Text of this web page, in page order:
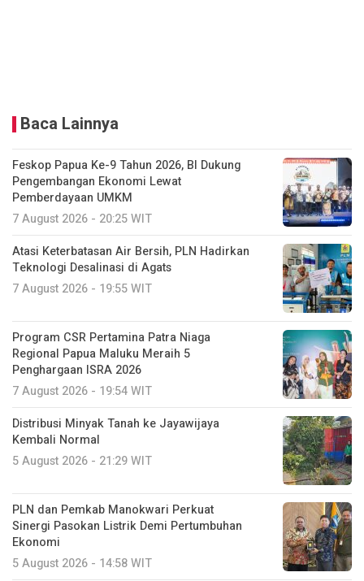
Baca Lainnya
Feskop Papua Ke-9 Tahun 2026, BI Dukung
Pengembangan Ekonomi Lewat
Pemberdayaan UMKM
7 August 2026 - 20:25 WIT
Atasi Keterbatasan Air Bersih, PLN Hadirkan
Teknologi Desalinasi di Agats
7 August 2026 - 19:55 WIT
Program CSR Pertamina Patra Niaga
Regional Papua Maluku Meraih 5
Penghargaan ISRA 2026
7 August 2026 - 19:54 WIT
Distribusi Minyak Tanah ke Jayawijaya
Kembali Normal
5 August 2026 - 21:29 WIT
PLN dan Pemkab Manokwari Perkuat
Sinergi Pasokan Listrik Demi Pertumbuhan
Ekonomi
5 August 2026 - 14:58 WIT